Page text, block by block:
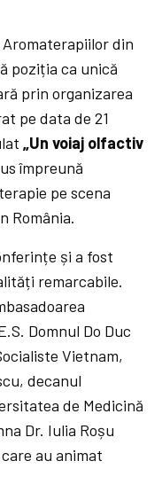
din
poziția ca unică
prin organizarea
pe data de 21
„Un voiaj olfactiv
împreună
pe scena
România.
și a fost
remarcabile.
Domnul Do Duc
Vietnam,
decanul
de Medicină
Dr. Iulia Roșu
au animat